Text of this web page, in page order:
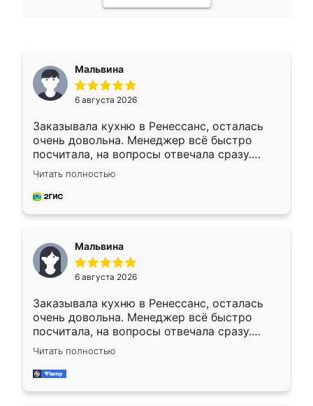
Мальвина
6 августа 2026
Заказывала кухню в Ренессанс, осталась
очень довольна. Менеджер всё быстро
посчитала, на вопросы отвечала сразу.
Замерщик приехал в субботу, подошёл к
делу со всей ответственностью. Собрали
за день, ребята работали аккуратно, даже
Читать полностью
Мальвина
6 августа 2026
Заказывала кухню в Ренессанс, осталась
очень довольна. Менеджер всё быстро
посчитала, на вопросы отвечала сразу.
Замерщик приехал в субботу, подошёл к
делу со всей ответственностью. Собрали
за день, ребята работали аккуратно, даже
Читать полностью